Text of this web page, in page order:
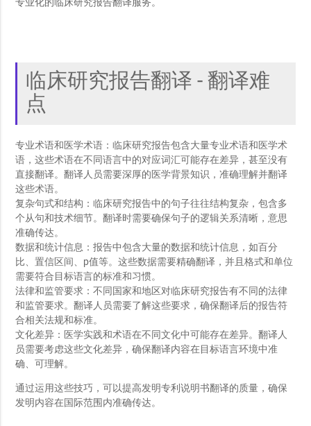
专业化的临床研究报告翻译服务。
临床研究报告翻译 - 翻译难
点
专业术语和医学术语：临床研究报告包含大量专业术语和医学术
语，这些术语在不同语言中的对应词汇可能存在差异，甚至没有
直接翻译。翻译人员需要深厚的医学背景知识，准确理解并翻译
这些术语。
复杂句式和结构：临床研究报告中的句子往往结构复杂，包含多
个从句和技术细节。翻译时需要确保句子的逻辑关系清晰，意思
准确传达。
数据和统计信息：报告中包含大量的数据和统计信息，如百分
比、置信区间、p值等。这些数据需要精确翻译，并且格式和单位
需要符合目标语言的标准和习惯。
法律和监管要求：不同国家和地区对临床研究报告有不同的法律
和监管要求。翻译人员需要了解这些要求，确保翻译后的报告符
合相关法规和标准。
文化差异：医学实践和术语在不同文化中可能存在差异。翻译人
员需要考虑这些文化差异，确保翻译内容在目标语言环境中准
确、可理解。
通过运用这些技巧，可以提高发明专利说明书翻译的质量，确保
发明内容在国际范围内准确传达。